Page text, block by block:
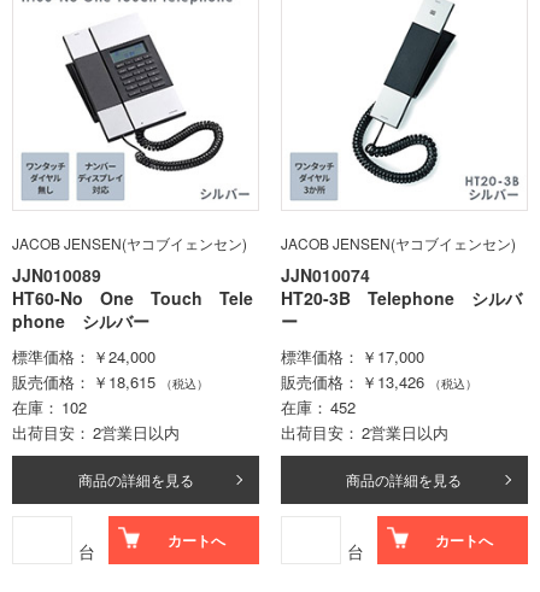
JACOB JENSEN(ヤコブイェンセン)
JJN010089
HT60-No One Touch Tele
phone シルバー
標準価格
￥24,000
販売価格
￥18,615 （税込）
在庫
102
出荷目安
2営業日以内
商品の詳細を見る
台 カートへ
JACOB JENSEN(ヤコブイェンセン)
JJN010074
HT20-3B Telephone シルバ
ー
標準価格
￥17,000
販売価格
￥13,426 （税込）
在庫
452
出荷目安
2営業日以内
商品の詳細を見る
台 カートへ